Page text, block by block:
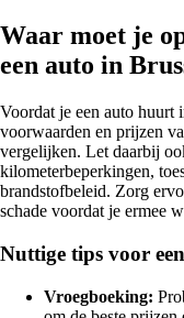
Waar moet je
een auto in
Voordat je een auto huurt
voorwaarden en prijzen
vergelijken. Let daarbij
kilometerbeperkingen,
brandstofbeleid. Zorg
schade voordat je ermee
Nuttige tips voor
Vroegboeking: